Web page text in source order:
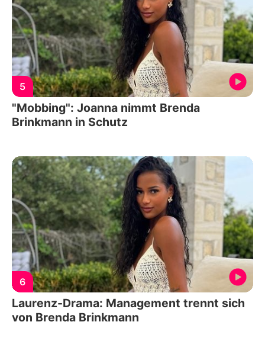
5
"Mobbing": Joanna nimmt Brenda
Brinkmann in Schutz
6
Laurenz-Drama: Management trennt sich
von Brenda Brinkmann